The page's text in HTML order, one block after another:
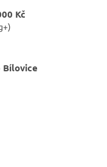
Kč
Bílovice